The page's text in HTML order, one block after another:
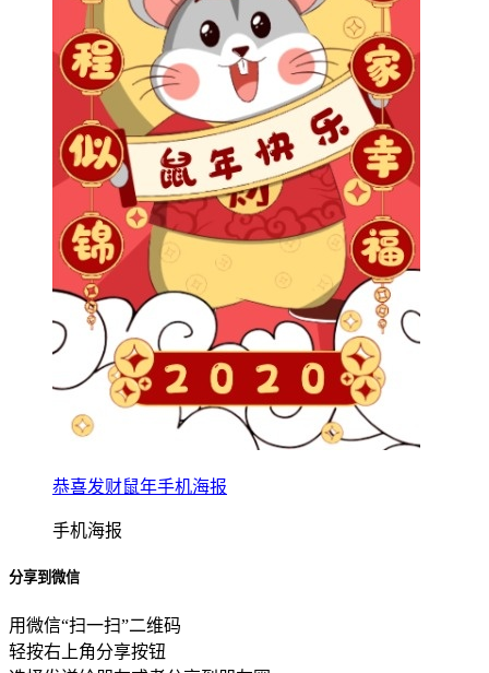
恭喜发财鼠年手机海报
手机海报
分享到微信
用微信“扫一扫”二维码
轻按右上角分享按钮